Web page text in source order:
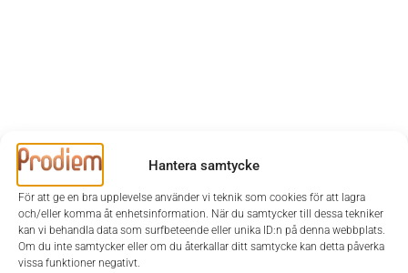
Hantera samtycke
För att ge en bra upplevelse använder vi teknik som cookies för att lagra
och/eller komma åt enhetsinformation. När du samtycker till dessa tekniker
kan vi behandla data som surfbeteende eller unika ID:n på denna webbplats.
Om du inte samtycker eller om du återkallar ditt samtycke kan detta påverka
vissa funktioner negativt.